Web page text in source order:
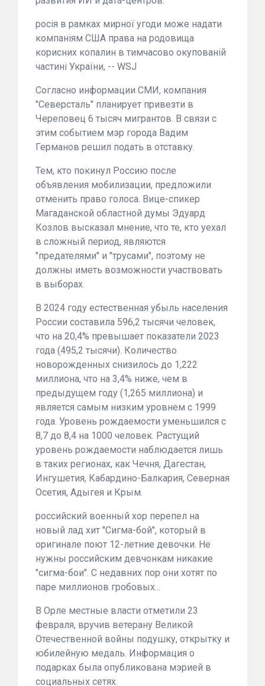
росія в рамках мирної угоди може надати
компаніям США права на родовища
корисних копалин в тимчасово окупованій
частині України, -- WSJ
Согласно информации СМИ, компания
"Северсталь" планирует привезти в
Череповец 6 тысяч мигрантов. В связи с
этим событием мэр города Вадим
Германов решил подать в отставку.
Тем, кто покинул Россию после
объявления мобилизации, предложили
отменить право голоса. Вице-спикер
Магаданской областной думы Эдуард
Козлов высказал мнение, что те, кто уехал
в сложный период, являются
"предателями" и "трусами", поэтому не
должны иметь возможности участвовать
в выборах.
В 2024 году естественная убыль населения
России составила 596,2 тысячи человек,
что на 20,4% превышает показатели 2023
года (495,2 тысячи). Количество
новорожденных снизилось до 1,222
миллиона, что на 3,4% ниже, чем в
предыдущем году (1,265 миллиона) и
является самым низким уровнем с 1999
года. Уровень рождаемости уменьшился с
8,7 до 8,4 на 1000 человек. Растущий
уровень рождаемости наблюдается лишь
в таких регионах, как Чечня, Дагестан,
Ингушетия, Кабардино-Балкария, Северная
Осетия, Адыгея и Крым.
российский военный хор перепел на
новый лад хит "Сигма-бой", который в
оригинале поют 12-летние девочки. Не
нужны российским девчонкам никакие
"сигма-бои". С недавних пор они хотят по
паре миллионов гробовых...
В Орле местные власти отметили 23
февраля, вручив ветерану Великой
Отечественной войны подушку, открытку и
юбилейную медаль. Информация о
подарках была опубликована мэрией в
социальных сетях.